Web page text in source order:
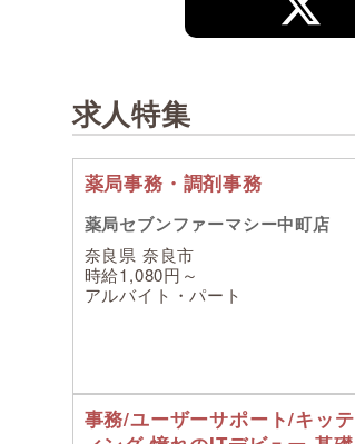
求人特集
薬局事務・調剤事務
薬局セブンファーマシー中町店
奈良県 奈良市
時給1,080円～
アルバイト・パート
事務/ユーザーサポート/キッテ